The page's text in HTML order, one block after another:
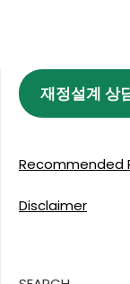
재정설계 상
Recommended
Disclaimer